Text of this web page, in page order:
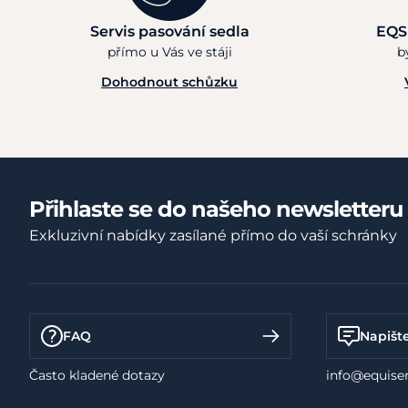
Servis pasování sedla
přímo u Vás ve stáji
Dohodnout schůzku
Přihlaste se do našeho newsletteru
Exkluzivní nabídky zasílané přímo do vaší schránky
FAQ
Často kladené dotazy